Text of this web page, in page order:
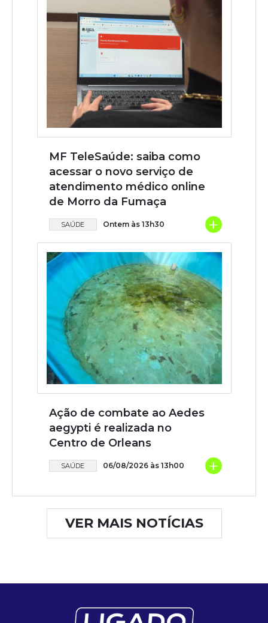
MF TeleSaúde: saiba como
acessar o novo serviço de
atendimento médico online
de Morro da Fumaça
SAÚDE Ontem às 13h30 +
Ação de combate ao Aedes
aegypti é realizada no
Centro de Orleans
SAÚDE 06/08/2026 às 13h00 +
VER MAIS NOTÍCIAS